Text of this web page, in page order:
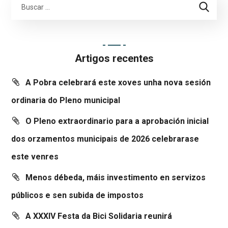
Artigos recentes
A Pobra celebrará este xoves unha nova sesión
ordinaria do Pleno municipal
O Pleno extraordinario para a aprobación inicial
dos orzamentos municipais de 2026 celebrarase
este venres
Menos débeda, máis investimento en servizos
públicos e sen subida de impostos
A XXXIV Festa da Bici Solidaria reunirá